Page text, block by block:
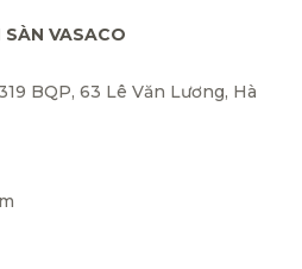
SÀN VASACO
BQP, 63 Lê Văn Lương, Hà